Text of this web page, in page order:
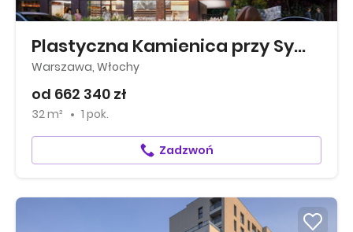
Plastyczna Kamienica przy Sympatycznej
Warszawa, Włochy
od 662 340 zł
32 m² 1 pok.
Zadzwoń